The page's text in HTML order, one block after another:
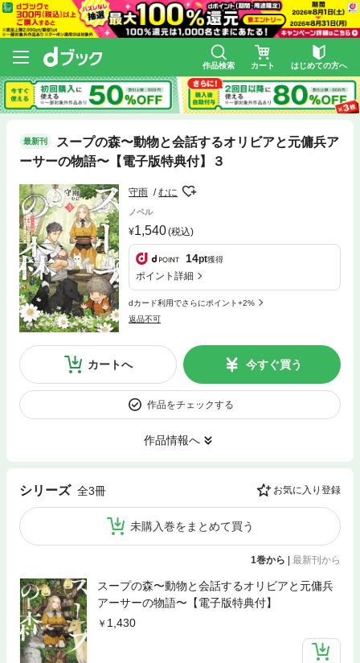
作品検索 カート はじめての方へ
最新刊
スープの森〜動物と会話するオリビアと元傭兵ア
ーサーの物語〜【電子版特典付】３
守雨 むに
ノベル
1,540(税込)
14pt獲得
ポイント詳細
dカード利用でさらにポイント+2%
返品不可
カートへ 今すぐ買う
作品をチェックする
作品情報へ
シリーズ 全3冊 お気に入り登録
未購入巻をまとめて買う
1巻から | 最新刊から
スープの森〜動物と会話するオリビアと元傭兵
アーサーの物語〜【電子版特典付】
1,430